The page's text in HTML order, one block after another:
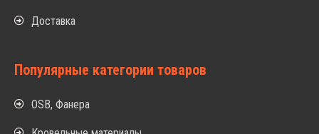
Доставка
Популярные категории товаров
OSB, Фанера